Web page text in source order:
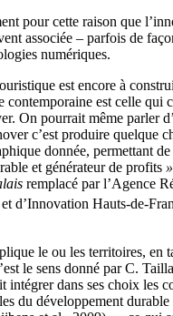
pour cette raison que
associée – parfois de
numériques.
est encore à
contemporaine est celle qui
On pourrait même parler
c’est produire quelque
donnée, permettant
et générateur de profits »
remplacé par l’Agence
d’Innovation Hauts-de-
le ou les territoires, en
le sens donné par C.
intégrer dans ses choix les
du développement